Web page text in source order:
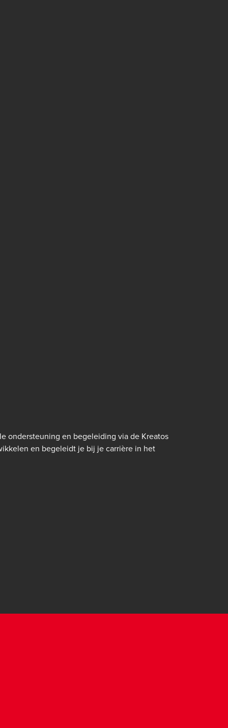
ondersteuning en begeleiding via de Kreatos
en begeleidt je bij je carrière in het